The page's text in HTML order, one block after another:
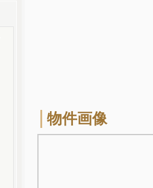
物件画像